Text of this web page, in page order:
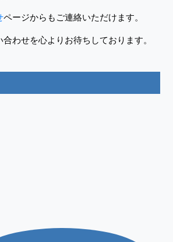
ページからもご連絡いただけます。
わせを心よりお待ちしております。